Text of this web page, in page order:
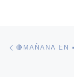
🔴MAÑANA